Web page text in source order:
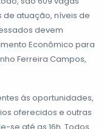
atuação, níveis de
devem
Econômico para
Ferreira Campos,
às oportunidades,
oferecidos e outras
se até as 16h. Todos